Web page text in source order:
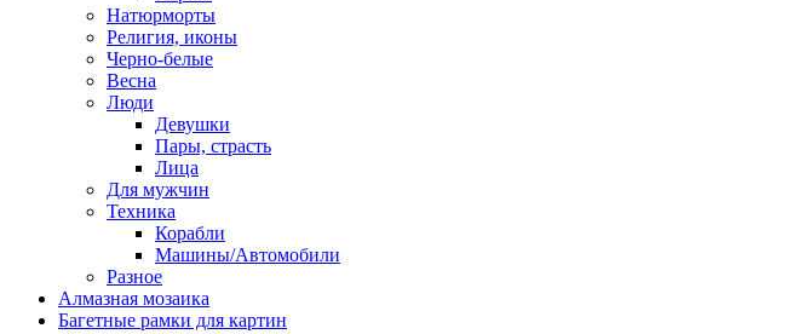
Натюрморты
Религия, иконы
Черно-белые
Весна
Люди
Девушки
Пары, страсть
Лица
Для мужчин
Техника
Корабли
Машины/Автомобили
Разное
Алмазная мозаика
Багетные рамки для картин